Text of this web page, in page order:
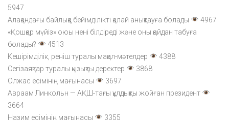
5947
Алақандағы байлыққа бейімділікті қалай анықтауға болады
4967
«Қошқар мүйіз» оюы нені білдіреді және оны қайдан табуға
болады?
4513
Кешірімділік, реніш туралы мақал-мәтелдер
4388
Сегізаяқтар туралы қызықты деректер
3868
Олжас есімінің мағынасы
3697
Авраам Линкольн — АҚШ-тағы құлдықты жойған президент
3664
Назим есімінің мағынасы
3355